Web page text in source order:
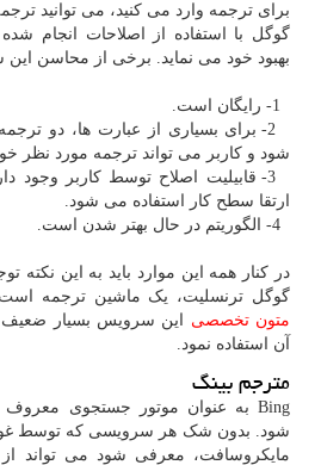
برای ترجمه وارد می کنید، می توانید
گوگل با استفاده از اصلاحات انجام
بهبود خود می نماید. برخی از محاسن
2- برای بسیاری از عبارت ها، دو
شود و کاربر می تواند ترجمه مورد نظر
3- قابیلیت اصلاح توسط کاربر وجود
ارتقا سطح کار استفاده می شود.
در کنار همه این موارد باید به این
گوگل ترنسلیت، یک ماشین ترجمه است.
متون تخصصی این سرویس بسیار ضعیف
آن استفاده نمود.
مترجم بینگ
Bing به عنوان موتور جستجوی معروف
شود. بدون شک هر سرویسی که توسط
مایکروسافت، معرفی شود می تواند از